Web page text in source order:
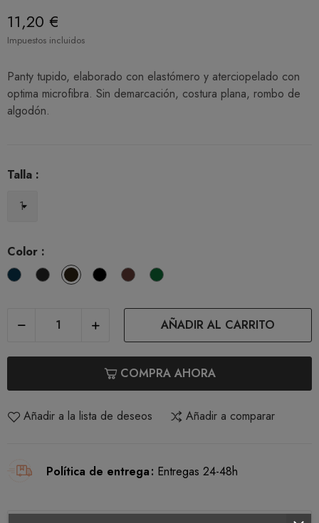
11,20 €
Impuestos incluidos
Panty tupido, elaborado con elastómero y aterciopelado con
optima microfibra. Sin demarcación, costura plana, rombo de
algodón.
Talla :
Color :
BlumarineLondraMoka Nero Caffè Verde
AÑADIR AL CARRITO
COMPRA AHORA
Añadir a la lista de deseos Añadir a comparar
Política de entrega Entregas 24-48h